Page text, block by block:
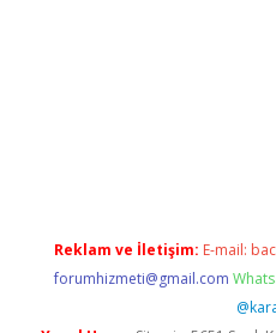
Reklam ve İletişim: E-mail:
forumhizmeti@gmail.com